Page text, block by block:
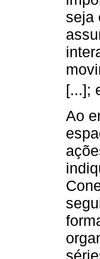
seja
[...];
Ao